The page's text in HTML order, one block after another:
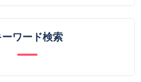
ーワード検索